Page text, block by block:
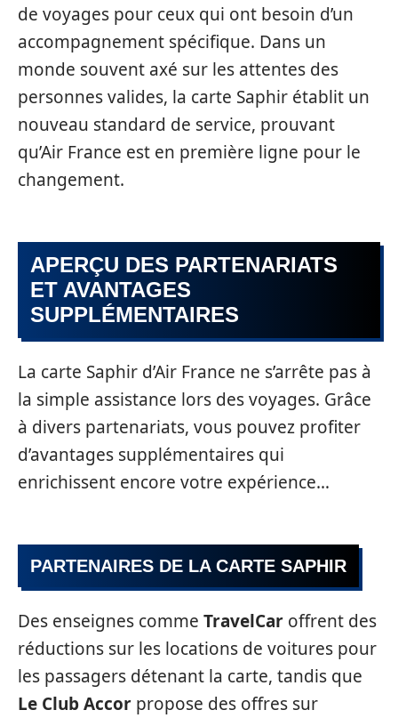
de voyages pour ceux qui ont besoin d’un
accompagnement spécifique. Dans un
monde souvent axé sur les attentes des
personnes valides, la carte Saphir établit un
nouveau standard de service, prouvant
qu’Air France est en première ligne pour le
changement.
APERÇU DES PARTENARIATS
ET AVANTAGES
SUPPLÉMENTAIRES
La carte Saphir d’Air France ne s’arrête pas à
la simple assistance lors des voyages. Grâce
à divers partenariats, vous pouvez profiter
d’avantages supplémentaires qui
enrichissent encore votre expérience…
PARTENAIRES DE LA CARTE SAPHIR
Des enseignes comme TravelCar offrent des
réductions sur les locations de voitures pour
les passagers détenant la carte, tandis que
Le Club Accor propose des offres sur